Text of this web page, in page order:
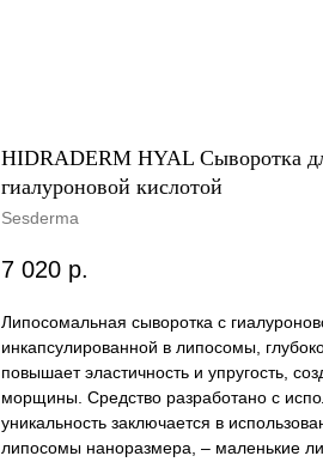
HIDRADERM HYAL Сыворотка
гиалуроновой кислотой
Sesderma
7 020 р.
Липосомальная сыворотка с
инкапсулированной в липосомы,
повышает эластичность и упругость,
морщины. Средство разработано с
уникальность заключается в
липосомы наноразмера, – маленькие